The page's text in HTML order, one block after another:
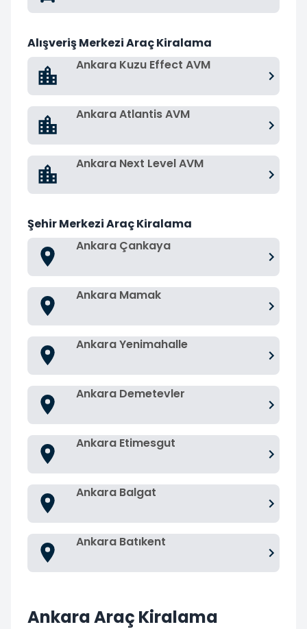
Alışveriş Merkezi Araç Kiralama
Ankara Kuzu Effect AVM
Ankara Atlantis AVM
Ankara Next Level AVM
Şehir Merkezi Araç Kiralama
Ankara Çankaya
Ankara Mamak
Ankara Yenimahalle
Ankara Demetevler
Ankara Etimesgut
Ankara Balgat
Ankara Batıkent
Ankara Araç Kiralama